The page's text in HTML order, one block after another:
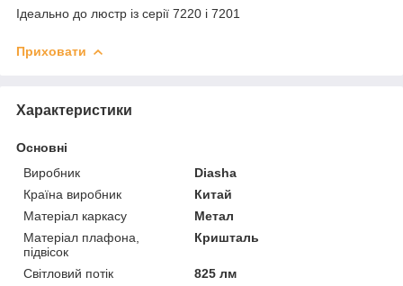
Ідеально до люстр із серії 7220 і 7201
Приховати
Характеристики
Основні
Виробник
Diasha
Країна виробник
Китай
Матеріал каркасу
Метал
Матеріал плафона,
підвісок
Кришталь
Світловий потік 825 лм